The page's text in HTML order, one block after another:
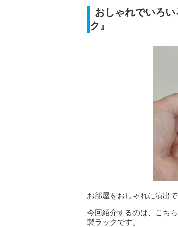
おしゃれでいろ
ク』
お部屋をおしゃれに演出
今回紹介するのは、こち
製ラックです。